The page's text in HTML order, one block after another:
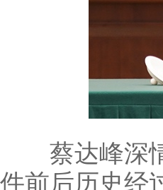
蔡达峰深情
件前后历史经